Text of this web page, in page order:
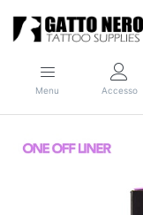
Menu Accesso